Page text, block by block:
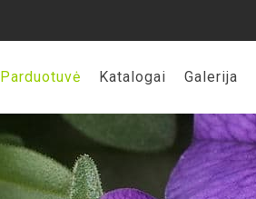
Parduotuvė Katalogai Galerija